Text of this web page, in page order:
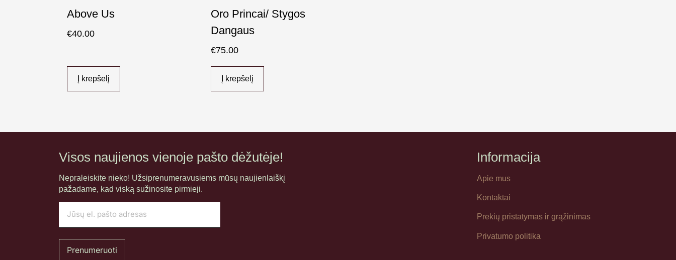
Above Us
€40.00
Į krepšelį
Oro Princai/ Stygos
Dangaus
€75.00
Į krepšelį
Visos naujienos vienoje pašto dėžutėje!
Nepraleiskite nieko! Užsiprenumeravusiems mūsų naujienlaiškį
pažadame, kad viską sužinosite pirmieji.
Prenumeruoti
Informacija
Apie mus
Kontaktai
Prekių pristatymas ir grąžinimas
Privatumo politika